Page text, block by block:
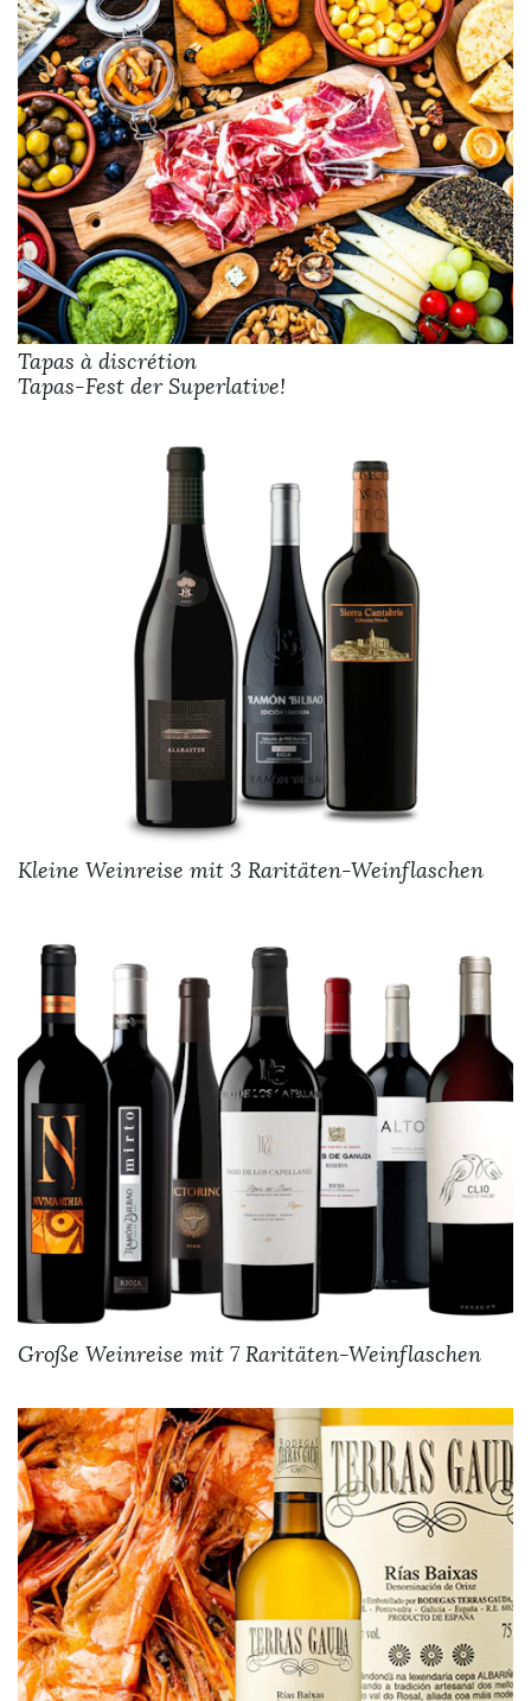
Tapas à discrétion
Tapas-Fest der Superlative!
Kleine Weinreise mit 3 Raritäten-Weinflaschen
Große Weinreise mit 7 Raritäten-Weinflaschen